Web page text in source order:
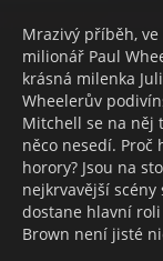
Mrazivý příběh,
milionář Paul
krásná milenka
Wheelerův
Mitchell se na něj
něco nesedí. Proč
horory? Jsou na
nejkrvavější
dostane hlavní
Brown není jisté